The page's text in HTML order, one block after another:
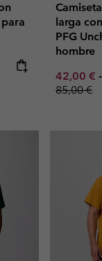
larga
PFG
hombre
42,00 € -
85,00 €